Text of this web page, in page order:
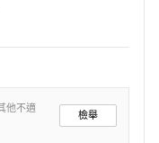
他不適
檢舉